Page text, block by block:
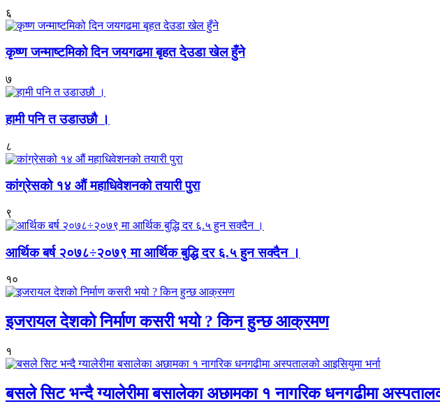
६
कृष्ण जन्माष्टमिको दिन जयगढमा बृहत देउडा खेल हुँने
७
हामी पनि त उडाउछौ ।
८
कांग्रेसको १४ औं महाधिवेशनको तयारी पुरा
९
आर्थिक बर्ष २०७८÷२०७९ मा आर्थिक बुद्धि दर ६.५ हुन सक्दैन ।
१०
इजरायल देशको निर्माण कसरी भयो ? किन हुन्छ आक्रमण
१
बसले सिट भन्दै ग्यालेरीमा बसालेका अछामका १ नागरिक धनगढीमा